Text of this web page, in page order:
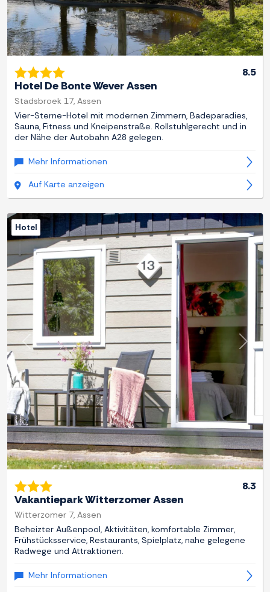
8.5
Hotel De Bonte Wever Assen
Stadsbroek 17, Assen
Vier-Sterne-Hotel mit modernen Zimmern, Badeparadies,
Sauna, Fitness und Kneipenstraße. Rollstuhlgerecht und in
der Nähe der Autobahn A28 gelegen.
Mehr Informationen
Auf Karte anzeigen
Zurück
Hotel
8.3
Vakantiepark Witterzomer Assen
Witterzomer 7, Assen
Beheizter Außenpool, Aktivitäten, komfortable Zimmer,
Frühstücksservice, Restaurants, Spielplatz, nahe gelegene
Radwege und Attraktionen.
Mehr Informationen